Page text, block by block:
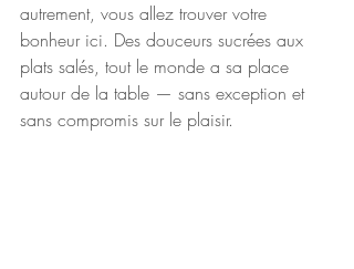
autrement, vous allez trouver votre
bonheur ici. Des douceurs sucrées aux
plats salés, tout le monde a sa place
autour de la table — sans exception et
sans compromis sur le plaisir.